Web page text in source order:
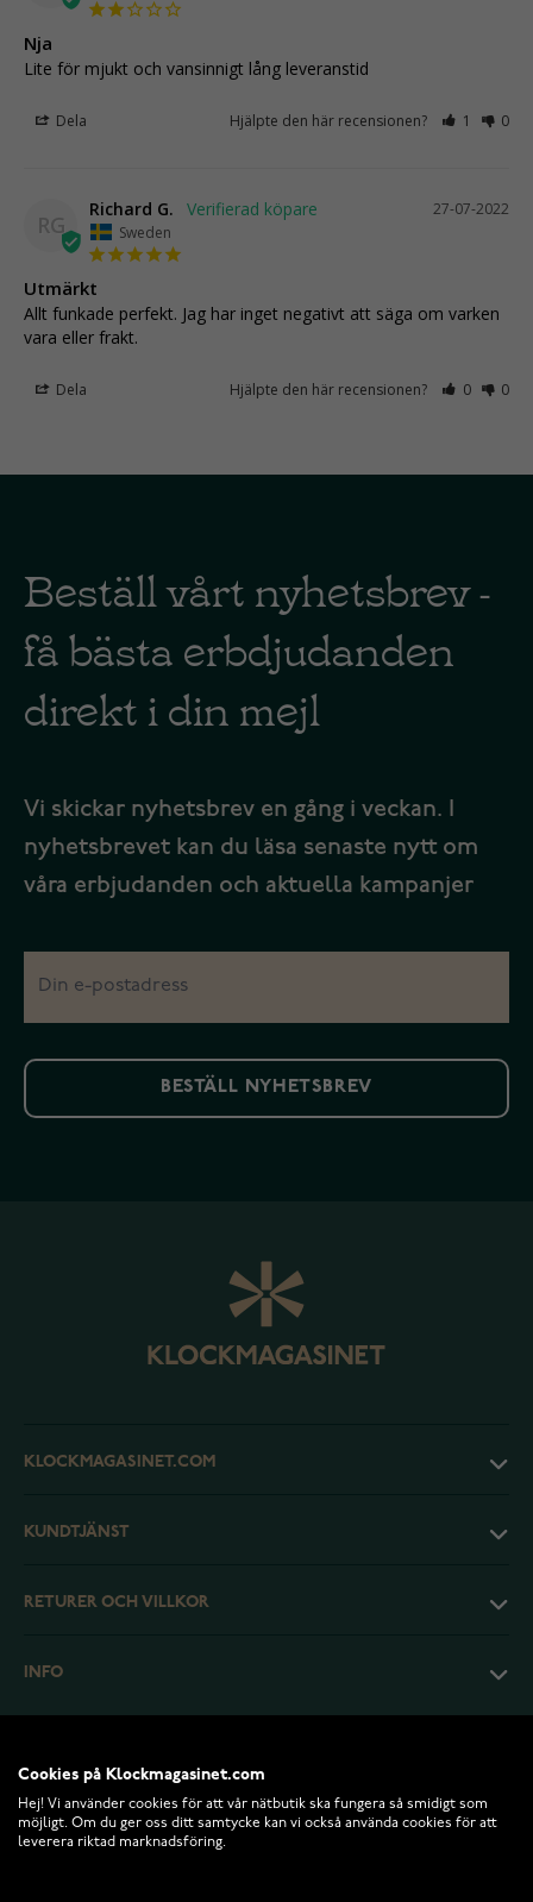
Nja
Lite för mjukt och vansinnigt lång leveranstid
Dela Hjälpte den här recensionen? 1 0
RG
27-07-2022
Richard G.
Sweden
Utmärkt
Allt funkade perfekt. Jag har inget negativt att säga om varken
vara eller frakt.
Dela Hjälpte den här recensionen? 0 0
Beställ vårt nyhetsbrev -
få bästa erbdjudanden
direkt i din mejl
Vi skickar nyhetsbrev en gång i veckan. I
nyhetsbrevet kan du läsa senaste nytt om
våra erbjudanden och aktuella kampanjer
BESTÄLL NYHETSBREV
KLOCKMAGASINET.COM
KUNDTJÄNST
RETURER OCH VILLKOR
INFO
Cookies på Klockmagasinet.com
Hej! Vi använder cookies för att vår nätbutik ska fungera så smidigt som
möjligt. Om du ger oss ditt samtycke kan vi också använda cookies för att
leverera riktad marknadsföring.